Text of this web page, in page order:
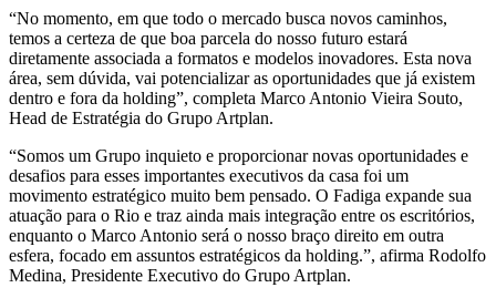
“No momento, em que todo o mercado busca novos caminhos,
temos a certeza de que boa parcela do nosso futuro estará
diretamente associada a formatos e modelos inovadores. Esta nova
área, sem dúvida, vai potencializar as oportunidades que já existem
dentro e fora da holding”, completa Marco Antonio Vieira Souto,
Head de Estratégia do Grupo Artplan.
“Somos um Grupo inquieto e proporcionar novas oportunidades e
desafios para esses importantes executivos da casa foi um
movimento estratégico muito bem pensado. O Fadiga expande sua
atuação para o Rio e traz ainda mais integração entre os escritórios,
enquanto o Marco Antonio será o nosso braço direito em outra
esfera, focado em assuntos estratégicos da holding.”, afirma Rodolfo
Medina, Presidente Executivo do Grupo Artplan.